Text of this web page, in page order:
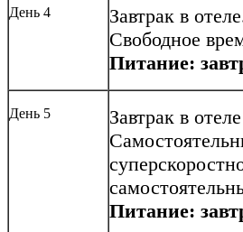
День 4
Завтрак в
Свободное
Питание:
День 5
Завтрак в
Питание: